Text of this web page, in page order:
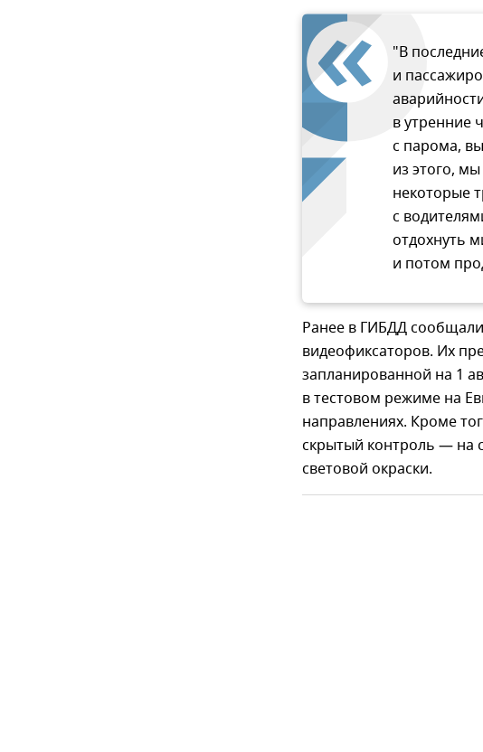
"В
и
в утренние
с парома,
из этого,
некоторые
с
отдохнуть
и потом
Ранее в ГИБДД
видеофиксаторов. Их
запланированной на 1
в тестовом режиме на
направлениях. Кроме
скрытый контроль — на
световой окраски.